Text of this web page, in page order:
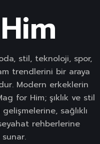
stil, teknoloji, spor,
trendlerini bir araya
Modern erkeklerin
for Him; şıklık ve stil
sağlıklı
rehberlerine